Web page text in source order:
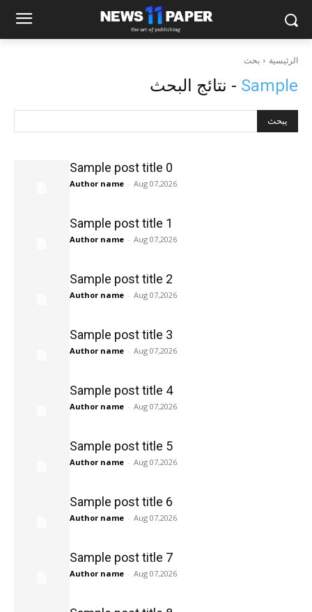
الرئيسية بحث
نتائج البحث - Sample
يبحث
Sample post title 0
Author name - Aug 07,2026
Sample post title 1
Author name - Aug 07,2026
Sample post title 2
Author name - Aug 07,2026
Sample post title 3
Author name - Aug 07,2026
Sample post title 4
Author name - Aug 07,2026
Sample post title 5
Author name - Aug 07,2026
Sample post title 6
Author name - Aug 07,2026
Sample post title 7
Author name - Aug 07,2026